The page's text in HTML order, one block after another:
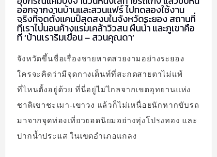
ออกจากงานบ้านและสวนแฟร์ ไปทดลองใช้งาน
จริงที่จุดตั้งแคมป์สุดสงบในจังหวัดระยอง สถานที่
ที่เราไปนอนค้างแรมเคล้าวิวสน ผืนน้ำ และภูเขาคือ
ที่ ‘บ้านเราริมเขื่อน – สวนคุณดา’
จังหวัดขึ้นชื่อเรื่องชายหาดสวยงามอย่างระยอง
ใครจะคิดว่ามีจุดกางเต็นท์ที่สะกดสายตาไม่แพ้
ที่ไหนตั้งอยู่ด้วย ที่นี่อยู่ไม่ไกลจากเขตอุทยานแห่ง
ชาติเขาชะเมา-เขาวง แล้วก็ไม่เหนื่อยนักหากขับรถ
มาจากจุดท่องเที่ยวยอดนิยมอย่างทุ่งโปรงทอง และ
ปากน้ำประแส ในเขตอำเภอแกลง